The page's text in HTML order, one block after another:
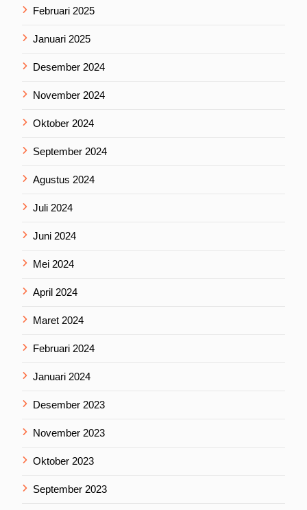
Februari 2025
Januari 2025
Desember 2024
November 2024
Oktober 2024
September 2024
Agustus 2024
Juli 2024
Juni 2024
Mei 2024
April 2024
Maret 2024
Februari 2024
Januari 2024
Desember 2023
November 2023
Oktober 2023
September 2023